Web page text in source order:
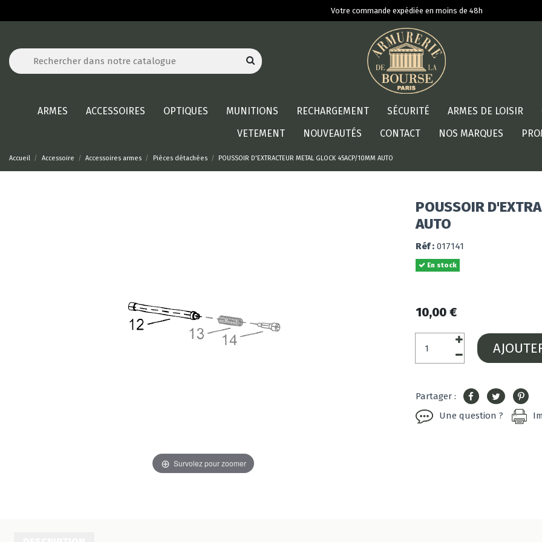
Votre commande expédiée en moins de 48h
ARMES ACCESSOIRES OPTIQUES MUNITIONS RECHARGEMENT SÉCURITÉ ARMES DE LOISIR
VETEMENT
NOUVEAUTÉS CONTACT NOS MARQUES
Accueil Accessoire Accessoires armes Pièces détachées POUSSOIR D'EXTRACTEUR METAL GLOCK 45ACP/10MM AUTO
Survolez pour zoomer
POUSSOIR
AUTO
Réf : 017141
En stock
10,00 €
Partager :
Une question ?